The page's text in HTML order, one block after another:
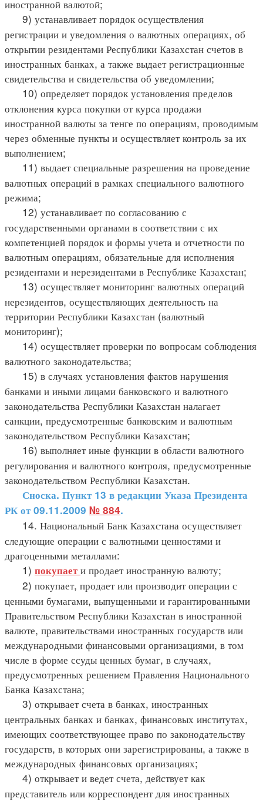
иностранной валютой;
9) устанавливает порядок осуществления
регистрации и уведомления о валютных операциях, об
открытии резидентами Республики Казахстан счетов в
иностранных банках, а также выдает регистрационные
свидетельства и свидетельства об уведомлении;
10) определяет порядок установления пределов
отклонения курса покупки от курса продажи
иностранной валюты за тенге по операциям, проводимым
через обменные пункты и осуществляет контроль за их
выполнением;
11) выдает специальные разрешения на проведение
валютных операций в рамках специального валютного
режима;
12) устанавливает по согласованию с
государственными органами в соответствии с их
компетенцией порядок и формы учета и отчетности по
валютным операциям, обязательные для исполнения
резидентами и нерезидентами в Республике Казахстан;
13) осуществляет мониторинг валютных операций
нерезидентов, осуществляющих деятельность на
территории Республики Казахстан (валютный
мониторинг);
14) осуществляет проверки по вопросам соблюдения
валютного законодательства;
15) в случаях установления фактов нарушения
банками и иными лицами банковского и валютного
законодательства Республики Казахстан налагает
санкции, предусмотренные банковским и валютным
законодательством Республики Казахстан;
16) выполняет иные функции в области валютного
регулирования и валютного контроля, предусмотренные
законодательством Республики Казахстан.
Сноска. Пункт 13 в редакции Указа Президента
РК от 09.11.2009 № 884.
14. Национальный Банк Казахстана осуществляет
следующие операции с валютными ценностями и
драгоценными металлами:
1) покупаети продает иностранную валюту;
2) покупает, продает или производит операции с
ценными бумагами, выпущенными и гарантированными
Правительством Республики Казахстан в иностранной
валюте, правительствами иностранных государств или
международными финансовыми организациями, в том
числе в форме ссуды ценных бумаг, в случаях,
предусмотренных решением Правления Национального
Банка Казахстана;
3) открывает счета в банках, иностранных
центральных банках и банках, финансовых институтах,
имеющих соответствующее право по законодательству
государств, в которых они зарегистрированы, а также в
международных финансовых организациях;
4) открывает и ведет счета, действует как
представитель или корреспондент для иностранных